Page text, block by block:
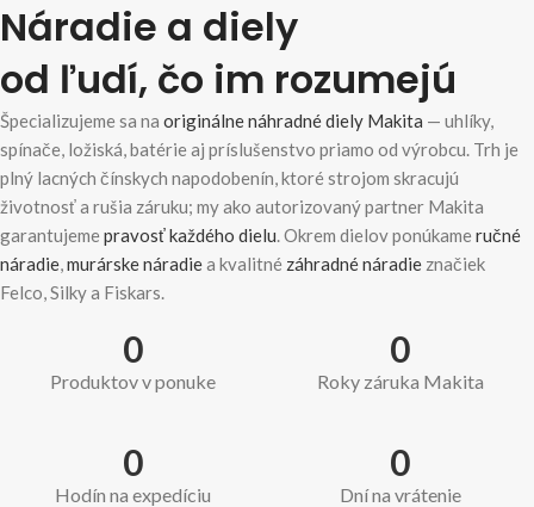
Náradie a diely
od ľudí, čo im rozumejú
Špecializujeme sa na originálne náhradné diely Makita — uhlíky,
spínače, ložiská, batérie aj príslušenstvo priamo od výrobcu. Trh je
plný lacných čínskych napodobenín, ktoré strojom skracujú
životnosť a rušia záruku; my ako autorizovaný partner Makita
garantujemepravosť každého dielu. Okrem dielov ponúkameručné
náradie,murárske náradiea kvalitné záhradné náradie značiek
Felco, Silky a Fiskars.
0
Produktov v ponuke
0
Roky záruka Makita
0
Hodín na expedíciu
0
Dní na vrátenie